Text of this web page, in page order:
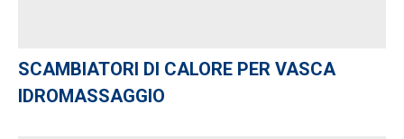
SCAMBIATORI DI CALORE PER VASCA
IDROMASSAGGIO